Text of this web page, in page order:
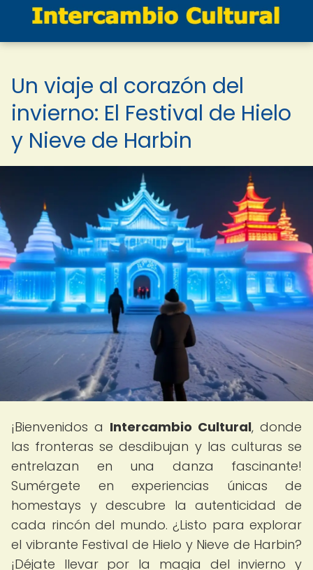
Un viaje al corazón del
invierno: El Festival de Hielo
y Nieve de Harbin
¡Bienvenidos a Intercambio Cultural, donde
las fronteras se desdibujan y las culturas se
entrelazan en una danza fascinante!
Sumérgete en experiencias únicas de
homestays y descubre la autenticidad de
cada rincón del mundo. ¿Listo para explorar
el vibrante Festival de Hielo y Nieve de Harbin?
¡Déjate llevar por la magia del invierno y